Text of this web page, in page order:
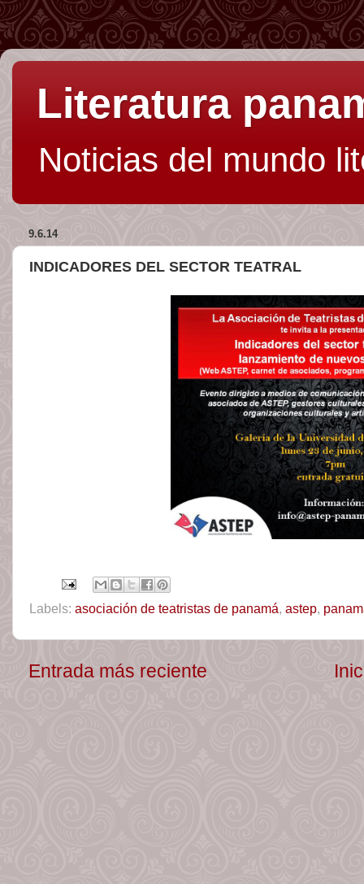
Literatura
Noticias del mundo
9.6.14
INDICADORES DEL SECTOR TEATRAL
Labels: asociación de teatristas de panamá, astep,
Entrada más reciente